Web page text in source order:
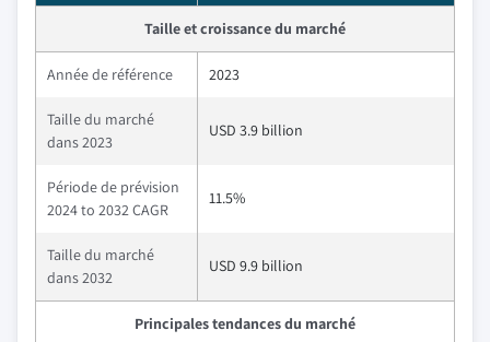
Taille et croissance du marché
Année de référence 2023
Taille du marché
dans 2023
USD 3.9 billion
Période de prévision
2024 to 2032 CAGR
11.5%
Taille du marché
dans 2032
USD 9.9 billion
Principales tendances du marché